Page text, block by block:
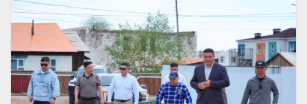
уриалга гаргаж буйгаа энэхүү Моблогоороо
мэдэгдэж байна.Баруун бүсийн иргэд
сонгогчдын итгэлийг хүлээж, УИХ-ын гишүүн
болсон Банзрагчийн Түвшин би бурууг тэвчин
хүлцэхгүй. Шантаажид, гүтгэлэгт, дарамтад “ҮГҮЙ”
гэж зоригтой хэлцгээе" гэжээ.